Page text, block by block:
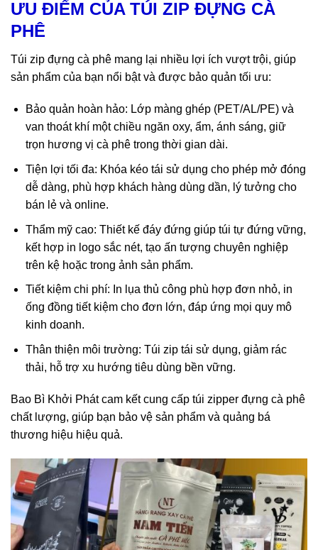
ƯU ĐIỂM CỦA TÚI ZIP ĐỰNG CÀ
PHÊ
Túi zip đựng cà phê mang lại nhiều lợi ích vượt trội, giúp
sản phẩm của bạn nổi bật và được bảo quản tối ưu:
Bảo quản hoàn hảo: Lớp màng ghép (PET/AL/PE) và
van thoát khí một chiều ngăn oxy, ẩm, ánh sáng, giữ
trọn hương vị cà phê trong thời gian dài.
Tiện lợi tối đa: Khóa kéo tái sử dụng cho phép mở đóng
dễ dàng, phù hợp khách hàng dùng dần, lý tưởng cho
bán lẻ và online.
Thẩm mỹ cao: Thiết kế đáy đứng giúp túi tự đứng vững,
kết hợp in logo sắc nét, tạo ấn tượng chuyên nghiệp
trên kệ hoặc trong ảnh sản phẩm.
Tiết kiệm chi phí: In lụa thủ công phù hợp đơn nhỏ, in
ống đồng tiết kiệm cho đơn lớn, đáp ứng mọi quy mô
kinh doanh.
Thân thiện môi trường: Túi zip tái sử dụng, giảm rác
thải, hỗ trợ xu hướng tiêu dùng bền vững.
Bao Bì Khởi Phát cam kết cung cấp túi zipper đựng cà phê
chất lượng, giúp bạn bảo vệ sản phẩm và quảng bá
thương hiệu hiệu quả.